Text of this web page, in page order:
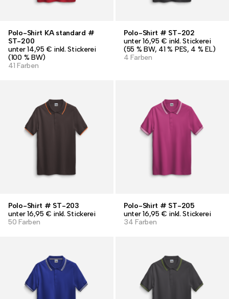
Polo-Shirt KA standard #
ST-200
unter 14,95 € inkl. Stickerei
(100 % BW)
41 Farben
Polo-Shirt # ST-202
unter 16,95 € inkl. Stickerei
(55 % BW, 41 % PES, 4 % EL)
4 Farben
Polo-Shirt # ST-203
unter 16,95 € inkl. Stickerei
50 Farben
Polo-Shirt # ST-205
unter 16,95 € inkl. Stickerei
34 Farben